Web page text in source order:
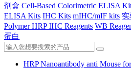
剂盒 Cell-Based Colorimetric ELISA
ELISA Kits IHC Kits mIHC/mIF kits 实
Polymer HRP IHC Reagents WB
蛋白
HRP Nanoantibody anti Mouse